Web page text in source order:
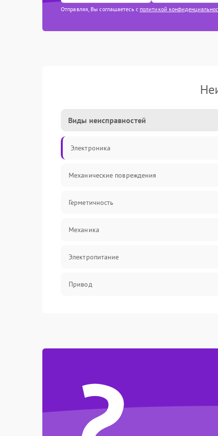
Отправляя, Вы соглашаетесь с политикой
Виды неисправностей
Электроника
Механические повреждения
Герметичность
Механика
Электропитание
Привод